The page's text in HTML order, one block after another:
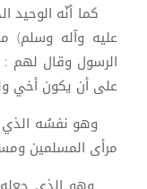
كما أنّه الوحيد
عليه وآله
الرسول وقال لهم :
على أن يكون أخي وله
وهو نفسُه الذي
مرأى المسلمين